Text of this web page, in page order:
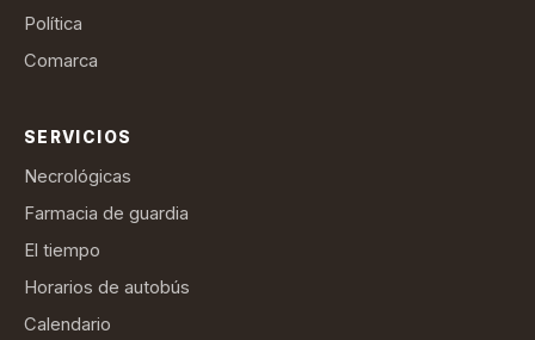
Política
Comarca
SERVICIOS
Necrológicas
Farmacia de guardia
El tiempo
Horarios de autobús
Calendario